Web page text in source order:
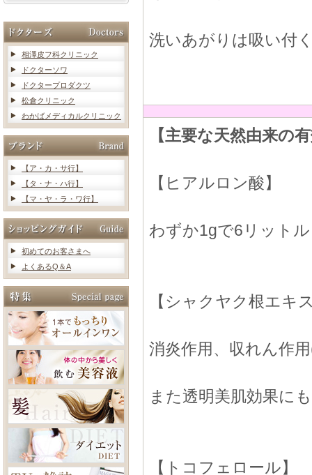
相澤皮フ科クリニック
ドクターソワ
ドクタープロダクツ
松倉クリニック
わかばメディカルクリニック
【ア・カ・サ行】
【タ・ナ・ハ行】
【マ・ヤ・ラ・ワ行】
初めてのお客さまへ
よくあるQ＆A
洗いあがりは吸い付
【主要な天然由来の
【ヒアルロン酸】
わずか1gで6リット
【シャクヤク根エキ
消炎作用、収れん作
また透明美肌効果に
【トコフェロール】